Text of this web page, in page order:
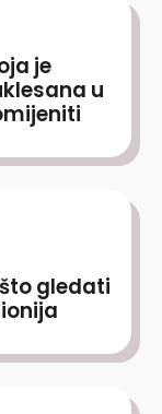
je
u
gledati